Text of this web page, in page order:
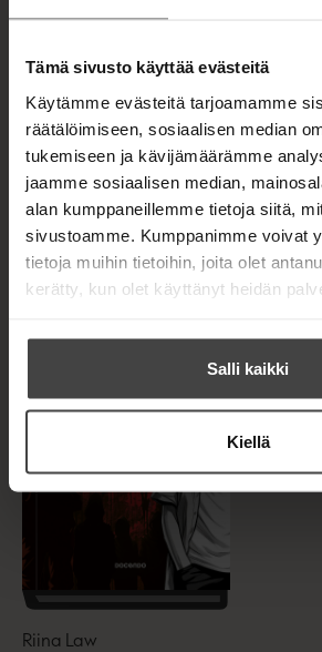
Tämä sivusto käyttää evästeitä
Käytämme evästeitä tarjoamamme
räätälöimiseen, sosiaalisen median
tukemiseen ja kävijämäärämme
jaamme sosiaalisen median,
alan kumppaneillemme tietoja siitä,
sivustoamme. Kumppanimme voivat
tietoja muihin tietoihin, joita olet
kerätty, kun olet käyttänyt heidän
Salli kaikki
Kiellä
TEOKSET
Riina Law